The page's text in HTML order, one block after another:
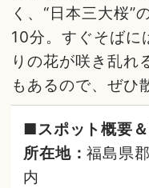
く、“日本三大桜”
10分。すぐそばに
りの花が咲き乱れ
もあるので、ぜひ
■スポット概要
所在地：福島県
内